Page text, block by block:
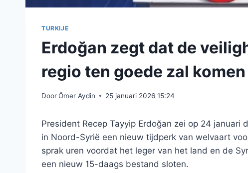
TURKIJE
Erdoğan zegt dat de
regio ten goede zal komen
DoorÖmer Aydin 25 januari 2026 15:24
President Recep Tayyip Erdoğan zei op 24 januari
in Noord-Syrië een nieuw tijdperk van welvaart
sprak uren voordat het leger van het land en de
een nieuw 15-daags bestand sloten.